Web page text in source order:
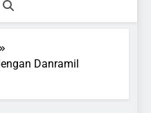
Danramil